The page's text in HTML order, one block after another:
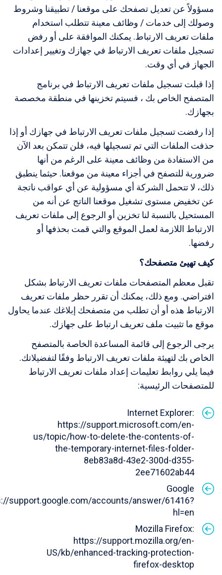
مسؤولاً عن تعديل تصفحك على موقعنا / تطبيقنا وشروط
وصولك إلى خدمات / وظائف معينة تتطلب استخدام
ملفات تعريف الارتباط. يمكنك الموافقة على أو رفض
تسجيل ملفات تعريف الارتباط في جهازك وتغيير إعدادات
الجهاز في أي وقت.
إذا قبلت تسجيل ملفات تعريف الارتباط في برنامج
المتصفح الخاص بك ، فسيتم تخزينها في منطقة مخصصة
بجهازك.
إذا رفضت تسجيل ملفات تعريف الارتباط في جهازك أو إذا
حذفت الملفات التي تم تسجيلها فيه، فلن تتمكن بعد الآن
من الاستفادة من وظائف معينة على الرغم من أنها
ضرورية للتصفح في أجزاء معينة من موقعنا. حيثما ينطبق
ذلك، لا تتحمل الشركة أي مسؤولية عن أي عواقب ناتجة
عن تخفيض مستوى تشغيل موقعنا الناتج عن أنه من
المستحيل بالنسبة لنا تخزين أو الرجوع إلى ملفات تعريف
الارتباط اللازمة لعمل الموقع والتي قمت بحذفها أو
رفضها.
كيف تهيئ متصفحك؟
تقبل معظم المتصفحات ملفات تعريف الارتباط بشكل
افتراضي. ومع ذلك، يمكنك أن تقرر حظر ملفات تعريف
الارتباط هذه أو أن تطلب من متصفحك إبلاغك عندما يحاول
موقع ما تثبيت ملف تعريف ارتباط على جهازك.
يرجى الرجوع إلى قائمة المساعدة الخاصة بالمتصفح
الخاص بك لتهيئة ملفات تعريف الارتباط وفقًا لتفضيلاتك.
فيما يلي روابط تعليمات إعداد ملفات تعريف الارتباط
للمتصفحات الرئيسية:
Internet Explorer:
https://support.microsoft.com/en-
us/topic/how-to-delete-the-contents-of-
the-temporary-internet-files-folder-
8eb83a8d-43e2-300d-d355-
2ee71602ab44
Google
support.google.com/accounts/answer/61416?
hl=en
Mozilla Firefox:
https://support.mozilla.org/en-
US/kb/enhanced-tracking-protection-
firefox-desktop